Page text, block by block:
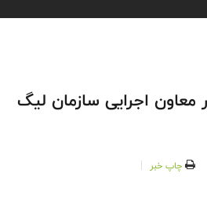
اجرایی سازمان لیگ
چاپ خبر